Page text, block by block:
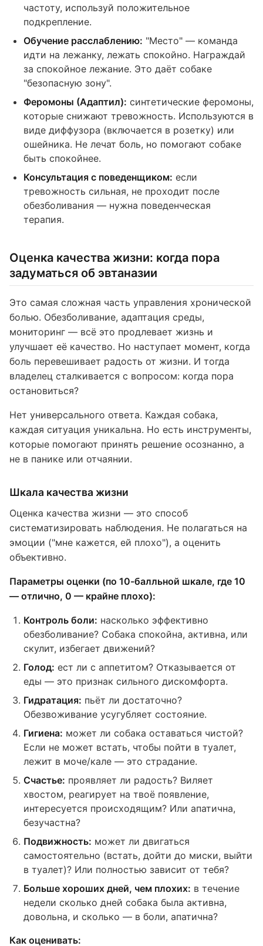
частоту, используй положительное
подкрепление.
Обучение расслаблению: "Место" — команда
идти на лежанку, лежать спокойно. Награждай
за спокойное лежание. Это даёт собаке
"безопасную зону".
Феромоны (Адаптил): синтетические феромоны,
которые снижают тревожность. Используются в
виде диффузора (включается в розетку) или
ошейника. Не лечат боль, но помогают собаке
быть спокойнее.
Консультация с поведенщиком: если
тревожность сильная, не проходит после
обезболивания — нужна поведенческая
терапия.
Оценка качества жизни: когда пора
задуматься об эвтаназии
Это самая сложная часть управления хронической
болью. Обезболивание, адаптация среды,
мониторинг — всё это продлевает жизнь и
улучшает её качество. Но наступает момент, когда
боль перевешивает радость от жизни. И тогда
владелец сталкивается с вопросом: когда пора
остановиться?
Нет универсального ответа. Каждая собака,
каждая ситуация уникальна. Но есть инструменты,
которые помогают принять решение осознанно, а
не в панике или отчаянии.
Шкала качества жизни
Оценка качества жизни — это способ
систематизировать наблюдения. Не полагаться на
эмоции ("мне кажется, ей плохо"), а оценить
объективно.
Параметры оценки (по 10-балльной шкале, где 10
— отлично, 0 — крайне плохо):
Контроль боли: насколько эффективно
обезболивание? Собака спокойна, активна, или
скулит, избегает движений?
Голод: ест ли с аппетитом? Отказывается от
еды — это признак сильного дискомфорта.
Гидратация: пьёт ли достаточно?
Обезвоживание усугубляет состояние.
Гигиена: может ли собака оставаться чистой?
Если не может встать, чтобы пойти в туалет,
лежит в моче/кале — это страдание.
Счастье: проявляет ли радость? Виляет
хвостом, реагирует на твоё появление,
интересуется происходящим? Или апатична,
безучастна?
Подвижность: может ли двигаться
самостоятельно (встать, дойти до миски, выйти
в туалет)? Или полностью зависит от тебя?
Больше хороших дней, чем плохих: в течение
недели сколько дней собака была активна,
довольна, и сколько — в боли, апатична?
Как оценивать: